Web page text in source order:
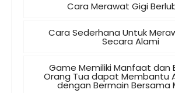
Cara Merawat Gigi
Cara Sederhana Untuk
Secara Alami
Game Memiliki Manfaat dan
Orang Tua dapat Membantu
dengan Bermain Bersama